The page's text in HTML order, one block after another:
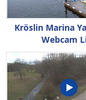
Kröslin Marina
Webcam